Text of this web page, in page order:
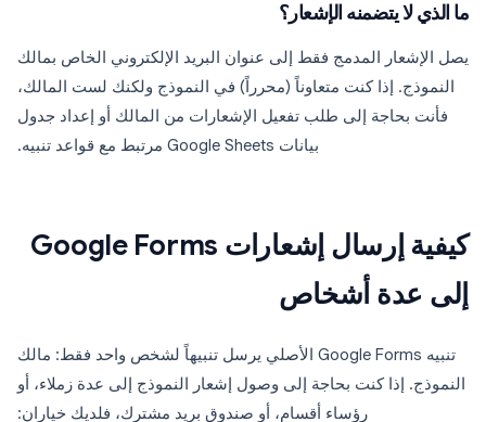
ما الذي لا يتضمنه الإشعار؟
يصل الإشعار المدمج فقط إلى عنوان البريد الإلكتروني الخاص بمالك
النموذج. إذا كنت متعاوناً (محرراً) في النموذج ولكنك لست المالك،
فأنت بحاجة إلى طلب تفعيل الإشعارات من المالك أو إعداد جدول
بيانات Google Sheets مرتبط مع قواعد تنبيه.
كيفية إرسال إشعارات Google Forms
إلى عدة أشخاص
تنبيه Google Forms الأصلي يرسل تنبيهاً لشخص واحد فقط: مالك
النموذج. إذا كنت بحاجة إلى وصول إشعار النموذج إلى عدة زملاء، أو
رؤساء أقسام، أو صندوق بريد مشترك، فلديك خياران: